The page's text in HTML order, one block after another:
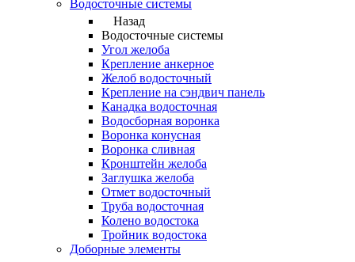
Водосточные системы
Назад
Водосточные системы
Угол желоба
Крепление анкерное
Желоб водосточный
Крепление на сэндвич панель
Канадка водосточная
Водосборная воронка
Воронка конусная
Воронка сливная
Кронштейн желоба
Заглушка желоба
Отмет водосточный
Труба водосточная
Колено водостока
Тройник водостока
Доборные элементы